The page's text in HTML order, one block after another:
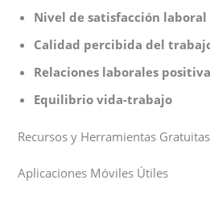
Nivel de satisfacción laboral
Calidad percibida del
Relaciones laborales
Equilibrio vida-trabajo
Recursos y Herramientas Gratuitas
Aplicaciones Móviles Útiles